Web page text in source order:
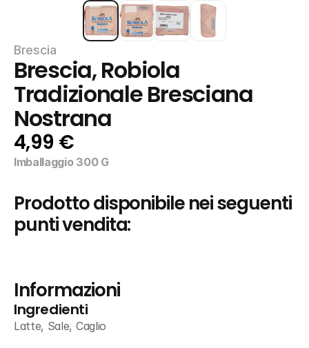
Brescia
Brescia, Robiola
Tradizionale Bresciana
Nostrana
4,99 €
Imballaggio 300 G
Prodotto disponibile nei seguenti
punti vendita:
Informazioni
Ingredienti
Latte, Sale, Caglio